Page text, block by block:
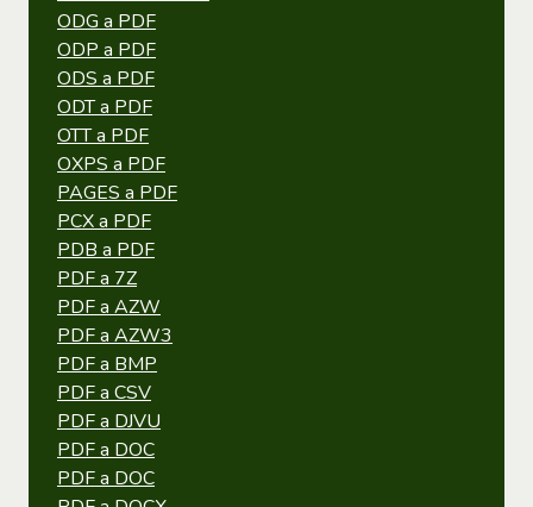
ODG a PDF
ODP a PDF
ODS a PDF
ODT a PDF
OTT a PDF
OXPS a PDF
PAGES a PDF
PCX a PDF
PDB a PDF
PDF a 7Z
PDF a AZW
PDF a AZW3
PDF a BMP
PDF a CSV
PDF a DJVU
PDF a DOC
PDF a DOC